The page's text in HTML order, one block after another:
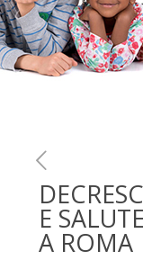
E
A ROMA